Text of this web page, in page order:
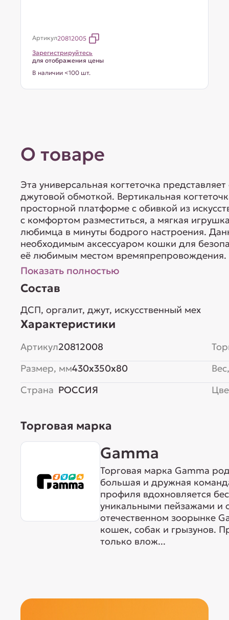
Артикул20812005
Зарегистрируйтесь
для отображения цены
В наличии <100 шт.
О товаре
Эта универсальная когтеточка
джутовой обмоткой. Вертикальная
просторной платформе с обивкой из
с комфортом разместиться, а мягкая
любимца в минуты бодрого настроения.
необходимым аксессуаром кошки для
её любимым местом времяпрепровождения.
Показать полностью
Состав
ДСП, оргалит, джут, искусственный мех
Характеристики
Артикул20812008
Размер, мм430x350x80
Страна РОССИЯ
Торговая марка
Gamma
Торговая марка Gamma
большая и дружная
профиля вдохновляется
уникальными пейзажами и
отечественном зоорынке
кошек, собак и грызунов.
только влож...